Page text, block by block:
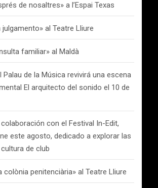
de nosaltres» a l’Espai Texas
julgamento» al Teatre Lliure
familiar» al Maldà
Palau de la Música revivirá una escena
El arquitecto del sonido el 10 de
con el Festival In-Edit,
este agosto, dedicado a explorar las
de club
colònia penitenciària» al Teatre Lliure